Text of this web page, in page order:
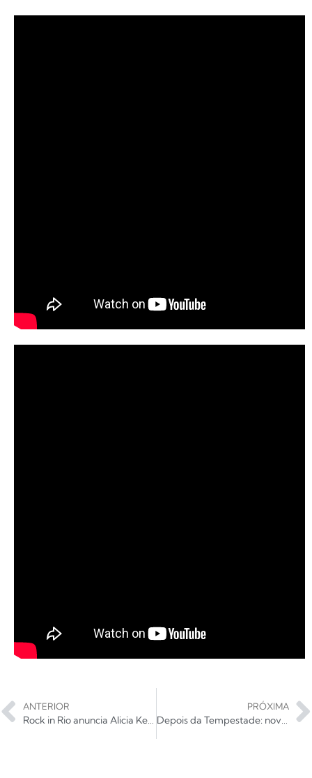
ANTERIOR
Rock in Rio anuncia Alicia Keys, Def Leppard e Jota Quest
PRÓXIMA
Depois da Tempestade: novo disco e show no Hangar 110